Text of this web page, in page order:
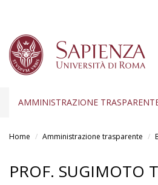
AMMINISTRAZIONE
Home Amministrazione trasparente
PROF. SUGIMOTO